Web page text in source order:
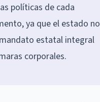
políticas de cada
ya que el estado no
estatal integral
corporales.